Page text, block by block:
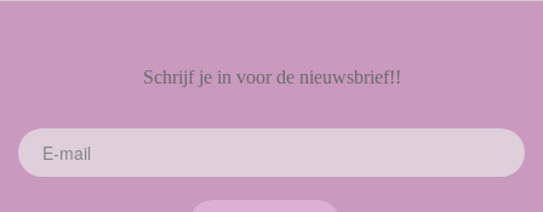
Schrijf je in voor de nieuwsbrief!!